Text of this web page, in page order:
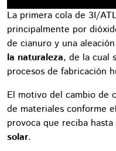
La primera cola de 3I/
principalmente por
de cianuro y una
la naturaleza, de la cual
procesos de fabricación
El motivo del cambio de
de materiales conforme
provoca que reciba hasta
solar.